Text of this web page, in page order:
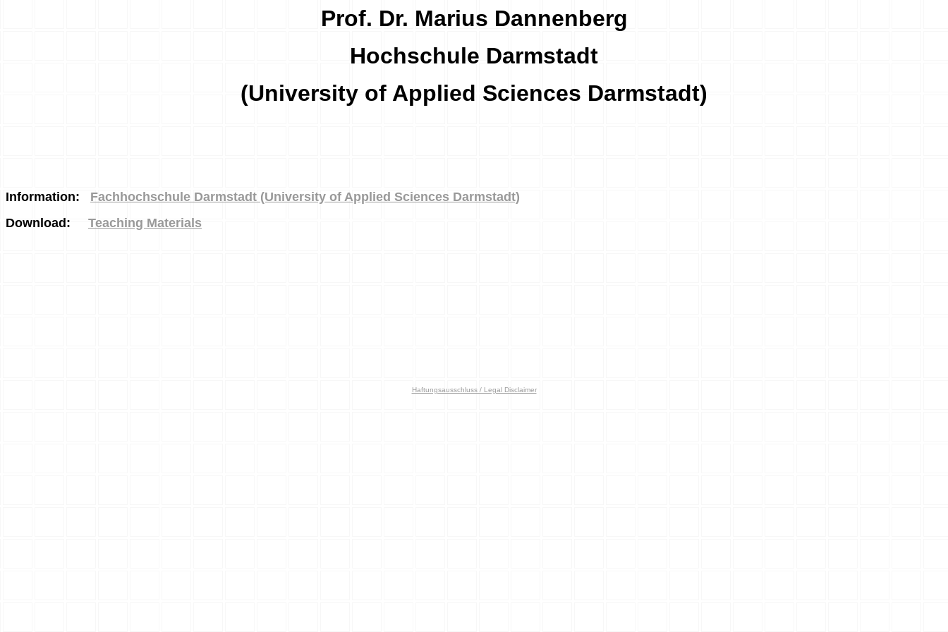
Prof. Dr. Marius Dannenberg
Hochschule Darmstadt
(University of Applied Sciences Darmstadt)
Information: Fachhochschule Darmstadt (University of Applied Sciences Darmstadt)
Download: Teaching Materials
Haftungsausschluss / Legal Disclaimer